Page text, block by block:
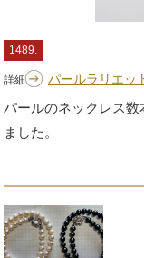
1489.
詳細 パールラリエッ
パールのネックレス
ました。